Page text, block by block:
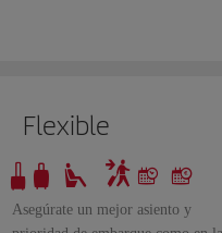
Flexible
Asegúrate un mejor asiento y